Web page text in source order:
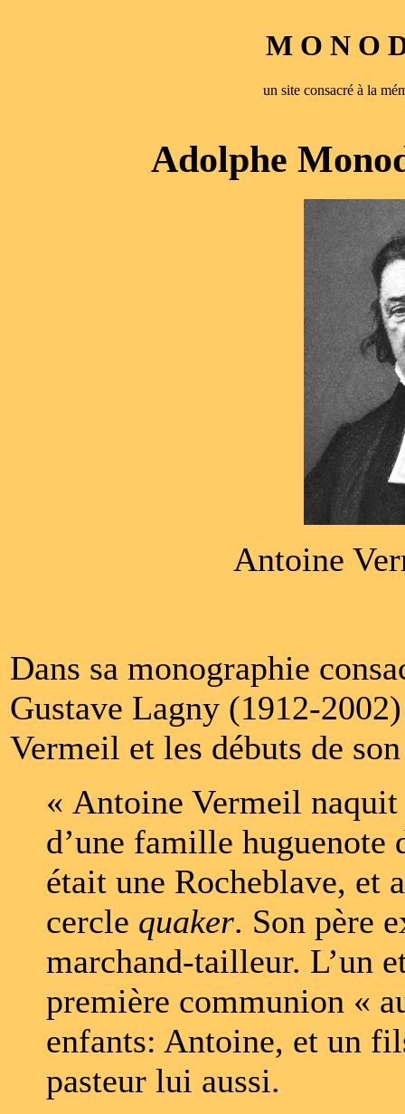
M O N O
un site consacré à la
Adolphe
Antoine
Dans sa monographie
Gustave Lagny (1912-
Vermeil et les débuts de
« Antoine Vermeil
d’une famille huguenote
était une Rocheblave, et
cercle quaker. Son père
marchand-tailleur. L’un
première communion «
enfants: Antoine, et un
pasteur lui aussi.